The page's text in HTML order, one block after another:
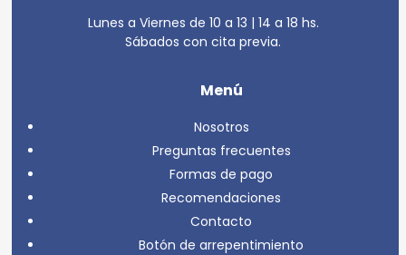
Lunes a Viernes de 10 a 13 | 14 a 18 hs.
Sábados con cita previa.
Menú
Nosotros
Preguntas frecuentes
Formas de pago
Recomendaciones
Contacto
Botón de arrepentimiento